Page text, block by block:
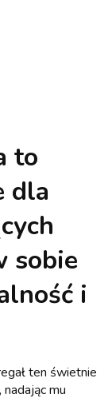
to
dla
sobie
i
ten świetnie
mu